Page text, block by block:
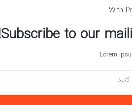
With
Subscribe to our
Lorem